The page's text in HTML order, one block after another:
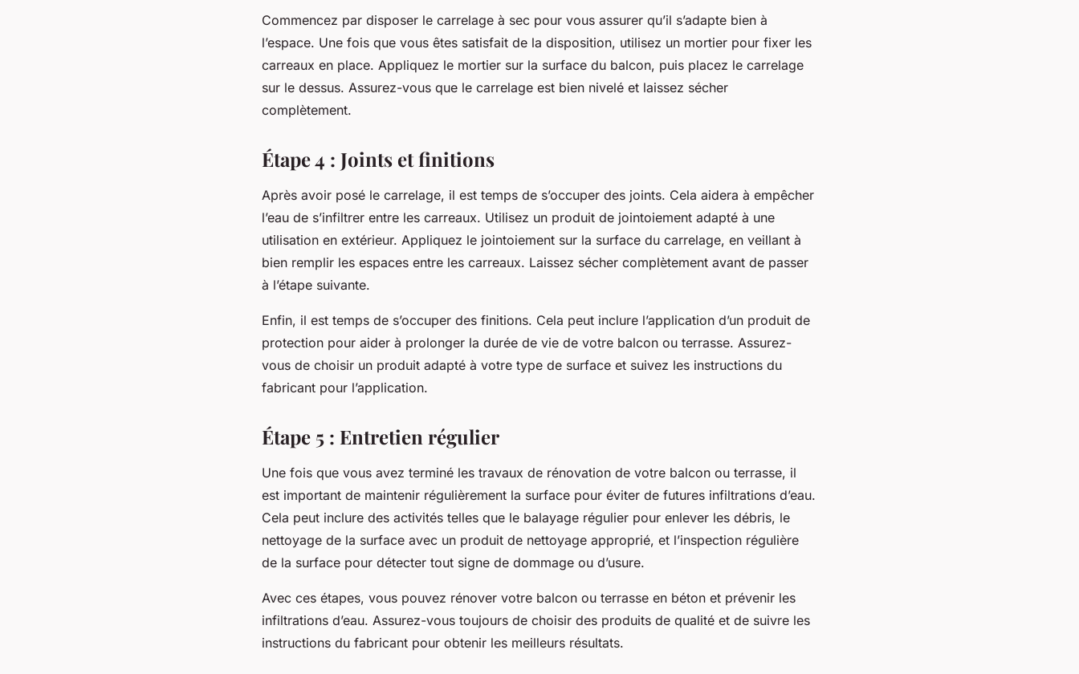
Commencez par disposer le carrelage à sec pour vous assurer qu’il s’adapte bien à
l’espace. Une fois que vous êtes satisfait de la disposition, utilisez un mortier pour fixer les
carreaux en place. Appliquez le mortier sur la surface du balcon, puis placez le carrelage
sur le dessus. Assurez-vous que le carrelage est bien nivelé et laissez sécher
complètement.
Étape 4 : Joints et finitions
Après avoir posé le carrelage, il est temps de s’occuper des joints. Cela aidera à empêcher
l’eau de s’infiltrer entre les carreaux. Utilisez un produit de jointoiement adapté à une
utilisation en extérieur. Appliquez le jointoiement sur la surface du carrelage, en veillant à
bien remplir les espaces entre les carreaux. Laissez sécher complètement avant de passer
à l’étape suivante.
Enfin, il est temps de s’occuper des finitions. Cela peut inclure l’application d’un produit de
protection pour aider à prolonger la durée de vie de votre balcon ou terrasse. Assurez-
vous de choisir un produit adapté à votre type de surface et suivez les instructions du
fabricant pour l’application.
Étape 5 : Entretien régulier
Une fois que vous avez terminé les travaux de rénovation de votre balcon ou terrasse, il
est important de maintenir régulièrement la surface pour éviter de futures infiltrations d’eau.
Cela peut inclure des activités telles que le balayage régulier pour enlever les débris, le
nettoyage de la surface avec un produit de nettoyage approprié, et l’inspection régulière
de la surface pour détecter tout signe de dommage ou d’usure.
Avec ces étapes, vous pouvez rénover votre balcon ou terrasse en béton et prévenir les
infiltrations d’eau. Assurez-vous toujours de choisir des produits de qualité et de suivre les
instructions du fabricant pour obtenir les meilleurs résultats.